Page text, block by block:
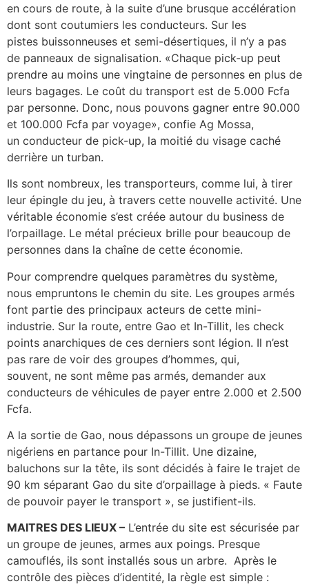
en cours de route, à la suite d’une brusque accélération
dont sont coutumiers les conducteurs. Sur les
pistes buissonneuses et semi-désertiques, il n’y a pas
de panneaux de signalisation. «Chaque pick-up peut
prendre au moins une vingtaine de personnes en plus de
leurs bagages. Le coût du transport est de 5.000 Fcfa
par personne. Donc, nous pouvons gagner entre 90.000
et 100.000 Fcfa par voyage», confie Ag Mossa,
un conducteur de pick-up, la moitié du visage caché
derrière un turban.
Ils sont nombreux, les transporteurs, comme lui, à tirer
leur épingle du jeu, à travers cette nouvelle activité. Une
véritable économie s’est créée autour du business de
l’orpaillage. Le métal précieux brille pour beaucoup de
personnes dans la chaîne de cette économie.
Pour comprendre quelques paramètres du système,
nous empruntons le chemin du site. Les groupes armés
font partie des principaux acteurs de cette mini-
industrie. Sur la route, entre Gao et In-Tillit, les check
points anarchiques de ces derniers sont légion. Il n’est
pas rare de voir des groupes d’hommes, qui,
souvent, ne sont même pas armés, demander aux
conducteurs de véhicules de payer entre 2.000 et 2.500
Fcfa.
A la sortie de Gao, nous dépassons un groupe de jeunes
nigériens en partance pour In-Tillit. Une dizaine,
baluchons sur la tête, ils sont décidés à faire le trajet de
90 km séparant Gao du site d’orpaillage à pieds. « Faute
de pouvoir payer le transport », se justifient-ils.
MAITRES DES LIEUX – L’entrée du site est sécurisée par
un groupe de jeunes, armes aux poings. Presque
camouflés, ils sont installés sous un arbre. Après le
contrôle des pièces d’identité, la règle est simple :